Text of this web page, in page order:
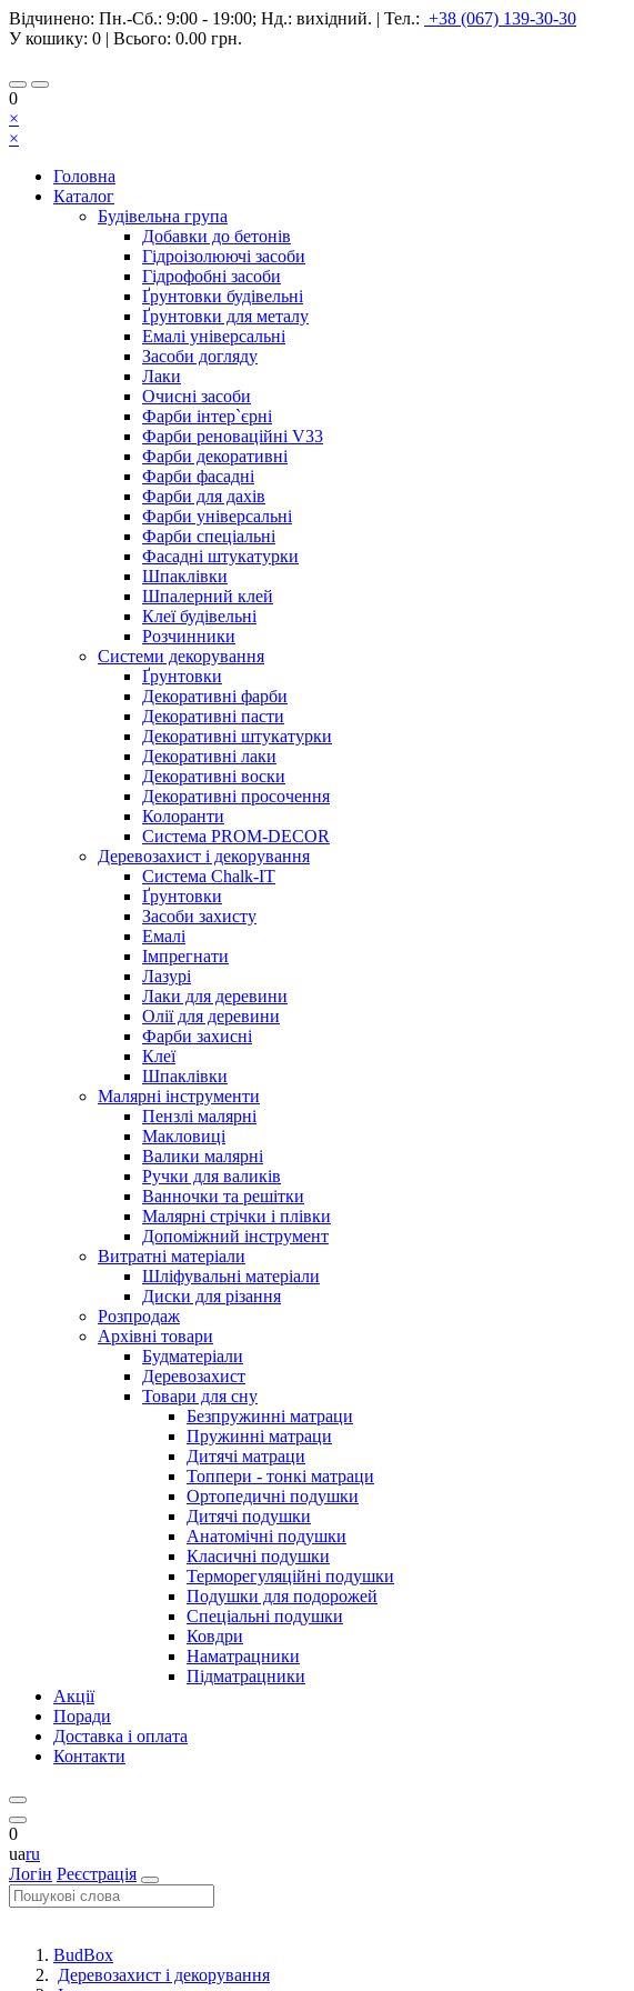
Відчинено: Пн.-Сб.: 9:00 - 19:00; Нд.: вихідний. | Тел.: +38 (067) 139-30-30
У кошику: 0 | Всього: 0.00 грн.
0
×
×
Головна
Каталог
Будівельна група
Добавки до бетонів
Гідроізолюючі засоби
Гідрофобні засоби
Ґрунтовки будівельні
Ґрунтовки для металу
Емалі універсальні
Засоби догляду
Лаки
Очисні засоби
Фарби інтер`єрні
Фарби реноваційні V33
Фарби декоративні
Фарби фасадні
Фарби для дахів
Фарби універсальні
Фарби спеціальні
Фасадні штукатурки
Шпаклівки
Шпалерний клей
Клеї будівельні
Розчинники
Системи декорування
Ґрунтовки
Декоративні фарби
Декоративні пасти
Декоративні штукатурки
Декоративні лаки
Декоративні воски
Декоративні просочення
Колоранти
Система PROM-DECOR
Деревозахист і декорування
Система Chalk-IT
Ґрунтовки
Засоби захисту
Емалі
Імпрегнати
Лазурі
Лаки для деревини
Олії для деревини
Фарби захисні
Клеї
Шпаклівки
Малярні інструменти
Пензлі малярні
Макловиці
Валики малярні
Ручки для валиків
Ванночки та решітки
Малярні стрічки і плівки
Допоміжний інструмент
Витратні матеріали
Шліфувальні матеріали
Диски для різання
Розпродаж
Архівні товари
Будматеріали
Деревозахист
Товари для сну
Безпружинні матраци
Пружинні матраци
Дитячі матраци
Топпери - тонкі матраци
Ортопедичні подушки
Дитячі подушки
Анатомічні подушки
Класичні подушки
Терморегуляційні подушки
Подушки для подорожей
Спеціальні подушки
Ковдри
Наматрацники
Підматрацники
Акції
Поради
Доставка і оплата
Контакти
0
uaru
Логін Реєстрація
BudBox
Деревозахист і декорування